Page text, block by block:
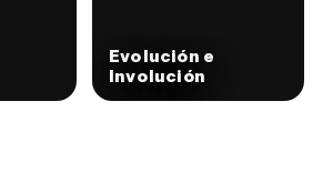
Evolución e
Involución